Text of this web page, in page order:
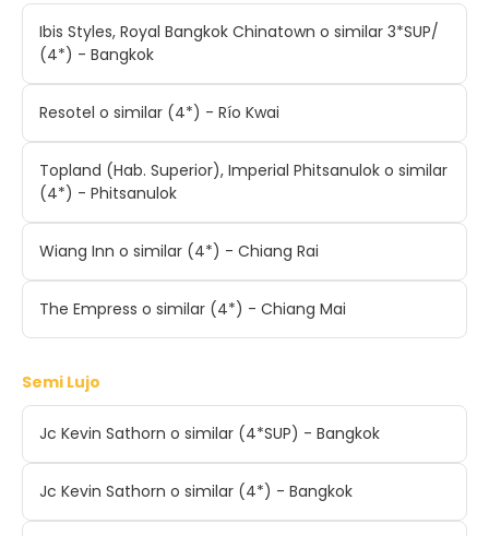
Ibis Styles, Royal Bangkok Chinatown o similar 3*SUP/
(4*) - Bangkok
Resotel o similar (4*) - Río Kwai
Topland (Hab. Superior), Imperial Phitsanulok o similar
(4*) - Phitsanulok
Wiang Inn o similar (4*) - Chiang Rai
The Empress o similar (4*) - Chiang Mai
Semi Lujo
Jc Kevin Sathorn o similar (4*SUP) - Bangkok
Jc Kevin Sathorn o similar (4*) - Bangkok